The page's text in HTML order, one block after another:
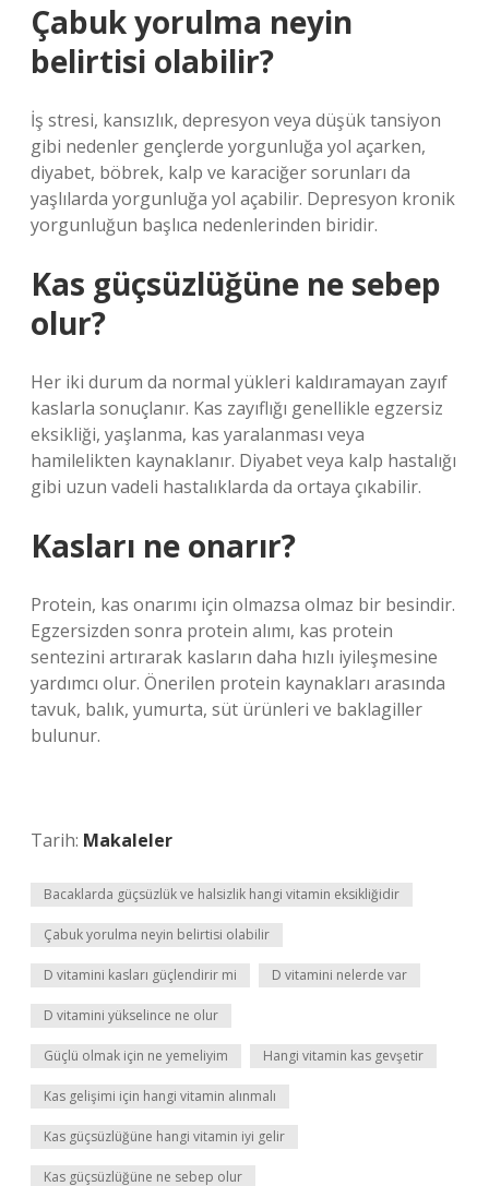
Çabuk yorulma neyin
belirtisi olabilir?
İş stresi, kansızlık, depresyon veya düşük tansiyon
gibi nedenler gençlerde yorgunluğa yol açarken,
diyabet, böbrek, kalp ve karaciğer sorunları da
yaşlılarda yorgunluğa yol açabilir. Depresyon kronik
yorgunluğun başlıca nedenlerinden biridir.
Kas güçsüzlüğüne ne sebep
olur?
Her iki durum da normal yükleri kaldıramayan zayıf
kaslarla sonuçlanır. Kas zayıflığı genellikle egzersiz
eksikliği, yaşlanma, kas yaralanması veya
hamilelikten kaynaklanır. Diyabet veya kalp hastalığı
gibi uzun vadeli hastalıklarda da ortaya çıkabilir.
Kasları ne onarır?
Protein, kas onarımı için olmazsa olmaz bir besindir.
Egzersizden sonra protein alımı, kas protein
sentezini artırarak kasların daha hızlı iyileşmesine
yardımcı olur. Önerilen protein kaynakları arasında
tavuk, balık, yumurta, süt ürünleri ve baklagiller
bulunur.
Tarih: Makaleler
Bacaklarda güçsüzlük ve halsizlik hangi vitamin eksikliğidir
Çabuk yorulma neyin belirtisi olabilir
D vitamini kasları güçlendirir mi D vitamini nelerde var
D vitamini yükselince ne olur
Güçlü olmak için ne yemeliyim Hangi vitamin kas gevşetir
Kas gelişimi için hangi vitamin alınmalı
Kas güçsüzlüğüne hangi vitamin iyi gelir
Kas güçsüzlüğüne ne sebep olur